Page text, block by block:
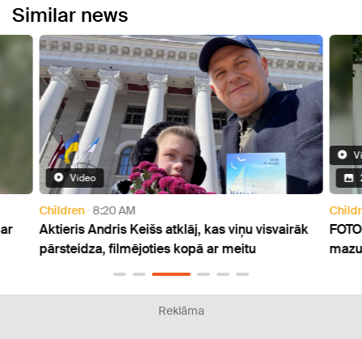
Similar news
Video
Children 8:20 AM
Aktieris Andris Keišs atklāj, kas viņu visvairāk
pārsteidza, filmējoties kopā ar meitu
Reklāma